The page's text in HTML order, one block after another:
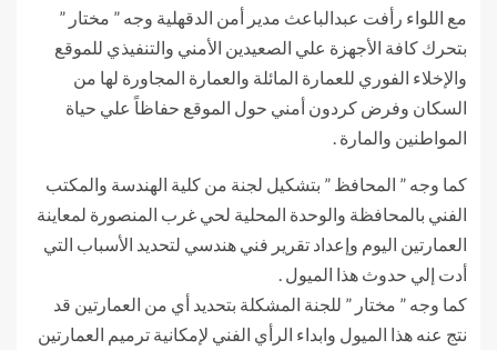
مع اللواء رأفت عبدالباعث مدير أمن الدقهلية وجه ” مختار ”
بتحرك كافة الأجهزة علي الصعيدين الأمني والتنفيذي للموقع
والإخلاء الفوري للعمارة المائلة والعمارة المجاورة لها من
السكان وفرض كردون أمني حول الموقع حفاظاً علي حياة
المواطنين والمارة .
كما وجه ” المحافظ ” بتشكيل لجنة من كلية الهندسة والمكتب
الفني بالمحافظة والوحدة المحلية لحي غرب المنصورة لمعاينة
العمارتين اليوم وإعداد تقرير فني هندسي لتحديد الأسباب التي
أدت إلي حدوث هذا الميول .
كما وجه ” مختار ” للجنة المشكلة بتحديد أي من العمارتين قد
نتج عنه هذا الميول وابداء الرأي الفني لإمكانية ترميم العمارتين